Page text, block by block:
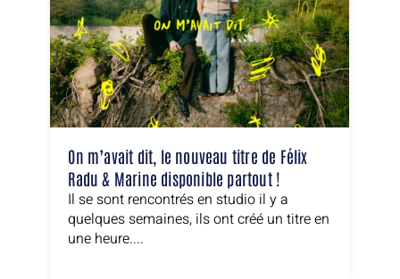
On m’avait dit, le nouveau titre de Félix
Radu & Marine disponible partout !
Il se sont rencontrés en studio il y a
quelques semaines, ils ont créé un titre en
une heure....